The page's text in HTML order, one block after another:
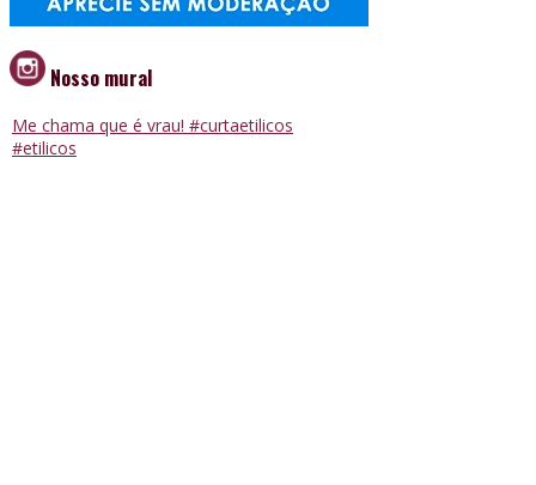
Nosso mural
Me chama que é vrau! #curtaetilicos
#etilicos